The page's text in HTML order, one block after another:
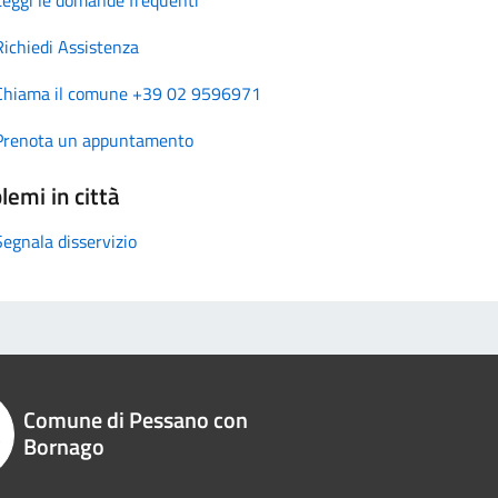
Assistenza
il comune +39 02 9596971
un appuntamento
in città
disservizio
Comune di Pessano con
Bornago